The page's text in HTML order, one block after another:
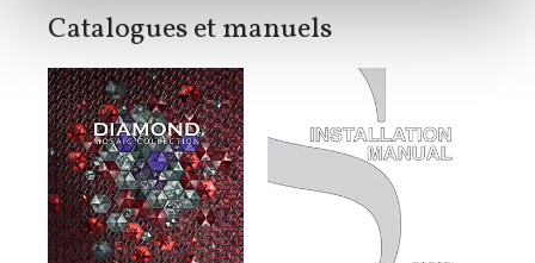
Catalogues et manuels